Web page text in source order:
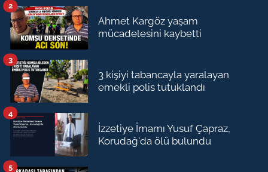
Ahmet Kargöz yaşam
mücadelesini kaybetti
2
3 kişiyi tabancayla yaralayan
emekli polis tutuklandı
3
İzzetiye İmamı Yusuf Çapraz,
Korudağ'da ölü bulundu
4
5